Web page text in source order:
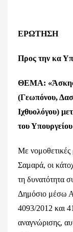
ΕΡΩΤΗΣΗ
Προς την κα
ΘΕΜΑ: «Άσκηση
(Γεωπόνου,
Ιχθυολόγου)
του
Με νομοθετικές
Σαμαρά, οι
τη δυνατότητα
Δημόσιο μέσω
4093/2012 και
αναγνώρισης,